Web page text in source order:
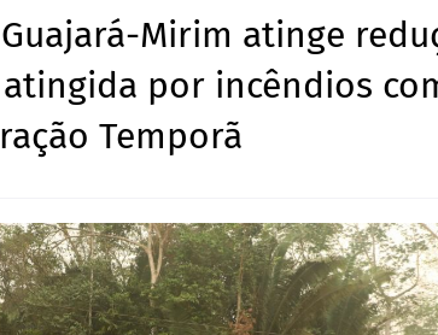
Mirim atinge
por incêndios
Temporã